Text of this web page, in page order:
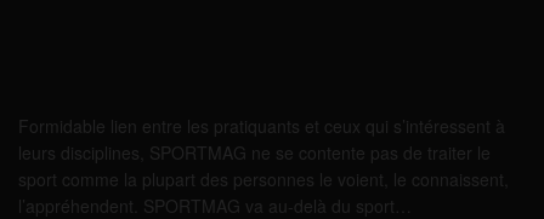
Formidable lien entre les pratiquants et ceux qui s’intéressent à
leurs disciplines, SPORTMAG ne se contente pas de traiter le
sport comme la plupart des personnes le voient, le connaissent,
l’appréhendent. SPORTMAG va au-delà du sport…